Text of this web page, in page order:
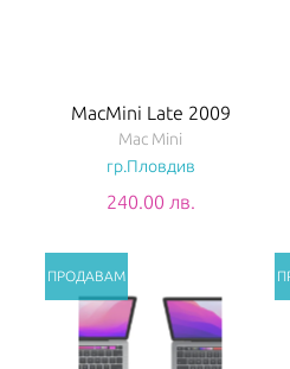
MacMini Late 2009
Mac Mini
гр.Пловдив
240.00 лв.